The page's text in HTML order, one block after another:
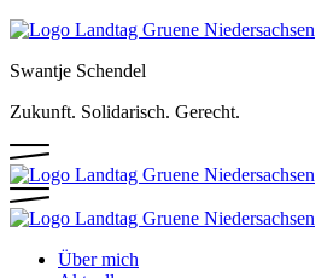
Swantje Schendel
Zukunft. Solidarisch. Gerecht.
Über mich